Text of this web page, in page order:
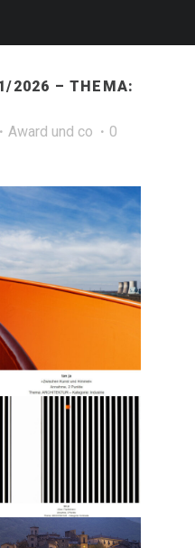
2026 – THEMA:
Award und co
0